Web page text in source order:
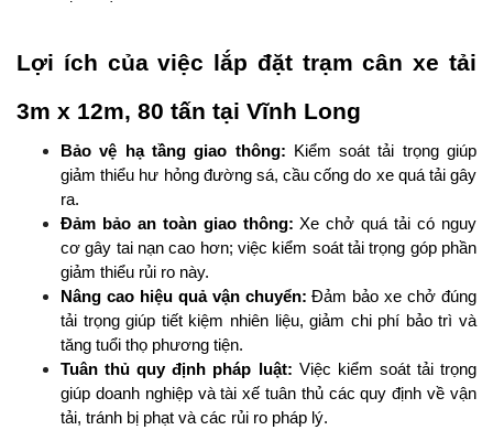
Lợi ích của việc lắp đặt trạm cân xe tải
3m x 12m, 80 tấn tại Vĩnh Long
Bảo vệ hạ tầng giao thông:
Kiểm soát tải trọng giúp
giảm thiểu hư hỏng đường sá, cầu cống do xe quá tải gây
ra.
Đảm bảo an toàn giao thông: Xe chở quá tải có nguy
cơ gây tai nạn cao hơn; việc kiểm soát tải trọng góp phần
giảm thiểu rủi ro này.
Nâng cao hiệu quả vận chuyển: Đảm bảo xe chở đúng
tải trọng giúp tiết kiệm nhiên liệu, giảm chi phí bảo trì và
tăng tuổi thọ phương tiện.
Tuân thủ quy định pháp luật: Việc kiểm soát tải trọng
giúp doanh nghiệp và tài xế tuân thủ các quy định về vận
tải, tránh bị phạt và các rủi ro pháp lý.